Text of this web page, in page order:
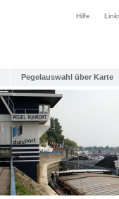
Hilfe
Pegelauswahl über Karte